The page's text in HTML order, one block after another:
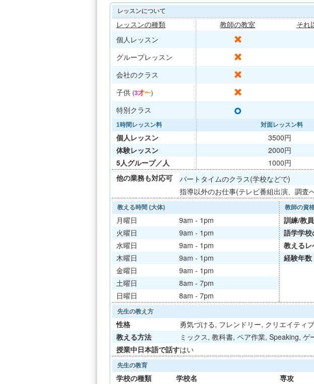
レッスンについて
レッスンの種類 教師の教室 それ
個人レッスン
✕
グループレッスン ✕
会社のクラス ✕
子供 (3才〜) ✕
特別クラス ○
1時間レッスン料 対面レッスン料
個人レッスン 3500円
体験レッスン
2000円
5人グループ／人
1000円
他の業務も対応可
パートタイムのクラス(学校などで)
指導以外のお仕事(テレビ番組出演、調査
教える時間 (大体)
月曜日
9am - 1pm
火曜日
9am - 1pm
水曜日
9am - 1pm
木曜日
9am - 1pm
金曜日
9am - 1pm
土曜日
8am - 7pm
日曜日
8am - 7pm
教師の資
訓練/教
語学学校
教える
経験年数
先生の教え方
性格
勇気づける, フレンドリー, クリエイティ
教える方法
ミックス, 教科書, ペア作業, Speaking, ゲ
授業中日本語で話すはい
先生の教育
学校の種類 学校名 専攻